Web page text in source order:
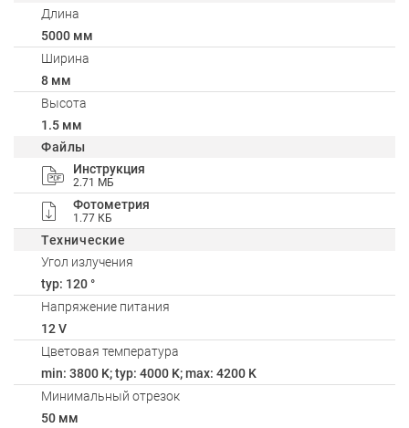
Длина
5000 мм
Ширина
8 мм
Высота
1.5 мм
Файлы
Инструкция
2.71 МБ
Фотометрия
1.77 КБ
Технические
Угол излучения
typ: 120 °
Напряжение питания
12 V
Цветовая температура
min: 3800 K; typ: 4000 K; max: 4200 K
Минимальный отрезок
50 мм